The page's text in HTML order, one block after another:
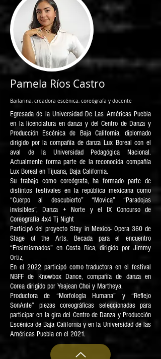
Pamela Ríos Castro
Bailarina, creadora escénica, coreógrafa y docente
Egresada de la Universidad De Las Américas Puebla
en la licenciatura en danza y del Centro de Danza y
Producción Escénica de Baja California, diplomado
dirigido por la compañía de danza Lux Boreal con el
aval de la Universidad Pedagógica Nacional.
Actualmente forma parte de la reconocida compañía
Lux Boreal en Tijuana, Baja California.
Su trabajo como coreógrafa, ha formado parte de
distintos festivales en la república mexicana como
“Cuerpo al descubierto” “Movica” “Paradojas
invisibles”, Danza + Norte y el IX Concurso de
Coreografía 4x4 Tj Night
Participó del proyecto Stay in Mexico- Opera 360 de
Stage of the Arts. Becada para el encuentro
“Ensimismados” en Costa Rica, dirigido por Jimmy
Ortiz,
En el 2022 participó como traductora en el festival
NBFF de Knowbox Dance, compañía de danza en
Corea dirigido por Yeajean Choi y Martheya.
Productora de “Morfología Humana” y “Reflejo
SonAnte” piezas coreográficas seleccionadas para
participar en la gira del Centro de Danza y Producción
Escénica de Baja California y en la Universidad de las
Américas Puebla en el 2021.